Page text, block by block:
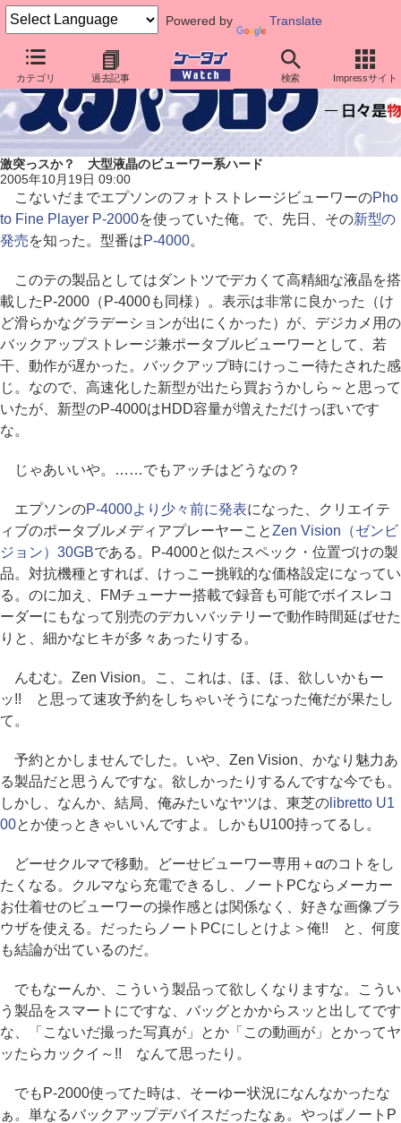
Powered by Translate
カテゴリ 過去記事 検索 Impressサイト
激突っスか？ 大型液晶のビューワー系ハード
2005年10月19日 09:00
こないだまでエプソンのフォトストレージビューワーのPho
to Fine Player P-2000を使っていた俺。で、先日、その新型の
発売を知った。型番はP-4000。
このテの製品としてはダントツでデカくて高精細な液晶を搭
載したP-2000（P-4000も同様）。表示は非常に良かった（け
ど滑らかなグラデーションが出にくかった）が、デジカメ用の
バックアップストレージ兼ポータブルビューワーとして、若
干、動作が遅かった。バックアップ時にけっこー待たされた感
じ。なので、高速化した新型が出たら買おうかしら～と思って
いたが、新型のP-4000はHDD容量が増えただけっぽいです
な。
じゃあいいや。……でもアッチはどうなの？
エプソンのP-4000より少々前に発表になった、クリエイテ
ィブのポータブルメディアプレーヤーことZen Vision（ゼンビ
ジョン）30GBである。P-4000と似たスペック・位置づけの製
品。対抗機種とすれば、けっこー挑戦的な価格設定になってい
る。のに加え、FMチューナー搭載で録音も可能でボイスレコ
ーダーにもなって別売のデカいバッテリーで動作時間延ばせた
りと、細かなヒキが多々あったりする。
んむむ。Zen Vision。こ、これは、ほ、ほ、欲しいかもー
ッ!! と思って速攻予約をしちゃいそうになった俺だが果たし
て。
予約とかしませんでした。いや、Zen Vision、かなり魅力あ
る製品だと思うんですな。欲しかったりするんですな今でも。
しかし、なんか、結局、俺みたいなヤツは、東芝のlibretto U1
00とか使っときゃいいんですよ。しかもU100持ってるし。
どーせクルマで移動。どーせビューワー専用＋αのコトをし
たくなる。クルマなら充電できるし、ノートPCならメーカー
お仕着せのビューワーの操作感とは関係なく、好きな画像ブラ
ウザを使える。だったらノートPCにしとけよ＞俺!! と、何度
も結論が出ているのだ。
でもなーんか、こういう製品って欲しくなりますな。こうい
う製品をスマートにですな、バッグとかからスッと出してです
な、「こないだ撮った写真が」とか「この動画が」とかってヤ
ッたらカックイ～!! なんて思ったり。
でもP-2000使ってた時は、そーゆー状況になんなかったな
ぁ。単なるバックアップデバイスだったなぁ。やっぱノートP